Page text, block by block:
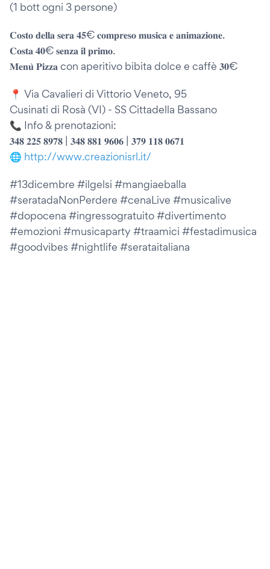
(1 bott ogni 3 persone)
𝐂𝐨𝐬𝐭𝐨 𝐝𝐞𝐥𝐥𝐚 𝐬𝐞𝐫𝐚 𝟒𝟓€ 𝐜𝐨𝐦𝐩𝐫𝐞𝐬𝐨 𝐦𝐮𝐬𝐢𝐜𝐚 𝐞 𝐚𝐧𝐢𝐦𝐚𝐳𝐢𝐨𝐧𝐞.
𝐂𝐨𝐬𝐭𝐚 𝟒𝟎€ 𝐬𝐞𝐧𝐳𝐚 𝐢𝐥 𝐩𝐫𝐢𝐦𝐨.
𝐌𝐞𝐧𝐮̀ 𝐏𝐢𝐳𝐳𝐚 con aperitivo bibita dolce e caffè 𝟑𝟎€
📍 Via Cavalieri di Vittorio Veneto, 95
Cusinati di Rosà (VI) - SS Cittadella Bassano
📞 Info & prenotazioni:
𝟑𝟒𝟖 𝟐𝟐𝟓 𝟖𝟗𝟕𝟖 | 𝟑𝟒𝟖 𝟖𝟖𝟏 𝟗𝟔𝟎𝟔 | 𝟑𝟕𝟗 𝟏𝟏𝟖 𝟎𝟔𝟕𝟏
🌐 http://www.creazionisrl.it/
#13dicembre #ilgelsi #mangiaeballa
#seratadaNonPerdere #cenaLive #musicalive
#dopocena #ingressogratuito #divertimento
#emozioni #musicaparty #traamici #festadimusica
#goodvibes #nightlife #serataitaliana